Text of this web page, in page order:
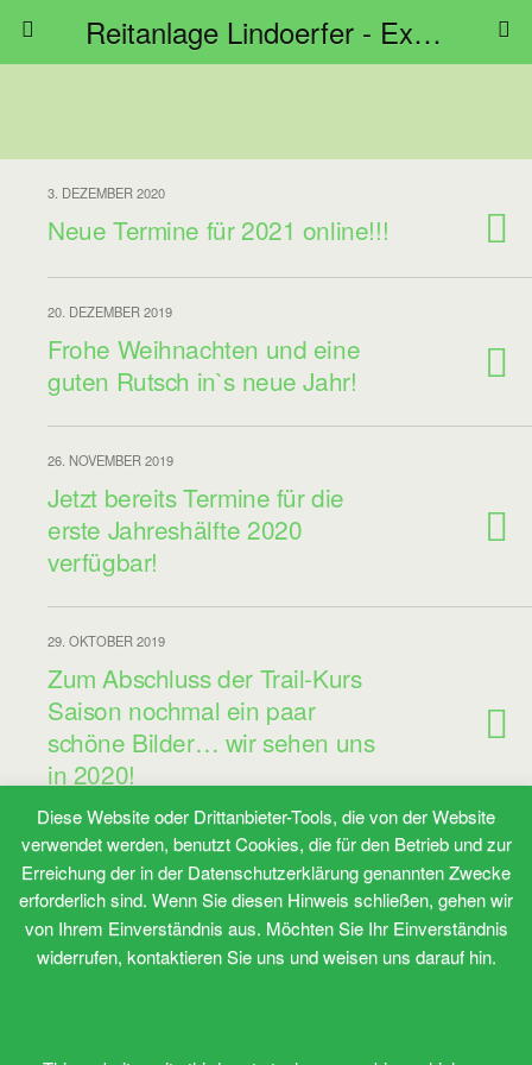
Reitanlage Lindoerfer - Extreme Trail Bayern
3. DEZEMBER 2020
Neue Termine für 2021 online!!!
20. DEZEMBER 2019
Frohe Weihnachten und eine
guten Rutsch in`s neue Jahr!
26. NOVEMBER 2019
Jetzt bereits Termine für die
erste Jahreshälfte 2020
verfügbar!
29. OKTOBER 2019
Zum Abschluss der Trail-Kurs
Saison nochmal ein paar
schöne Bilder… wir sehen uns
in 2020!
27. MAI 2019
Wieder mal ein paar Bilder vom
Trail-Kurs am Wochenende bei
strahlendem Sonnenschein!
Diese Website oder Drittanbieter-Tools, die von der Website
verwendet werden, benutzt Cookies, die für den Betrieb und zur
Erreichung der in der Datenschutzerklärung genannten Zwecke
erforderlich sind. Wenn Sie diesen Hinweis schließen, gehen wir
von Ihrem Einverständnis aus. Möchten Sie Ihr Einverständnis
widerrufen, kontaktieren Sie uns und weisen uns darauf hin.